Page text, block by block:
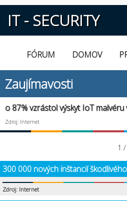
IT - SECURITY
FÓRUM DOMOV
Zaujímavosti
o 87% vzrástol výskyt IoT
Zdroj: Internet
1
300 000 nových inštancií
Zdroj: Internet